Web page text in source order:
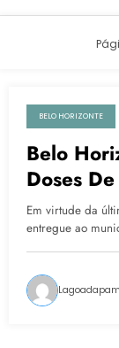
5 de janeiro de
BELO HORIZONTE
Belo
Doses
Pediátrica
Em virtude da
entregue ao